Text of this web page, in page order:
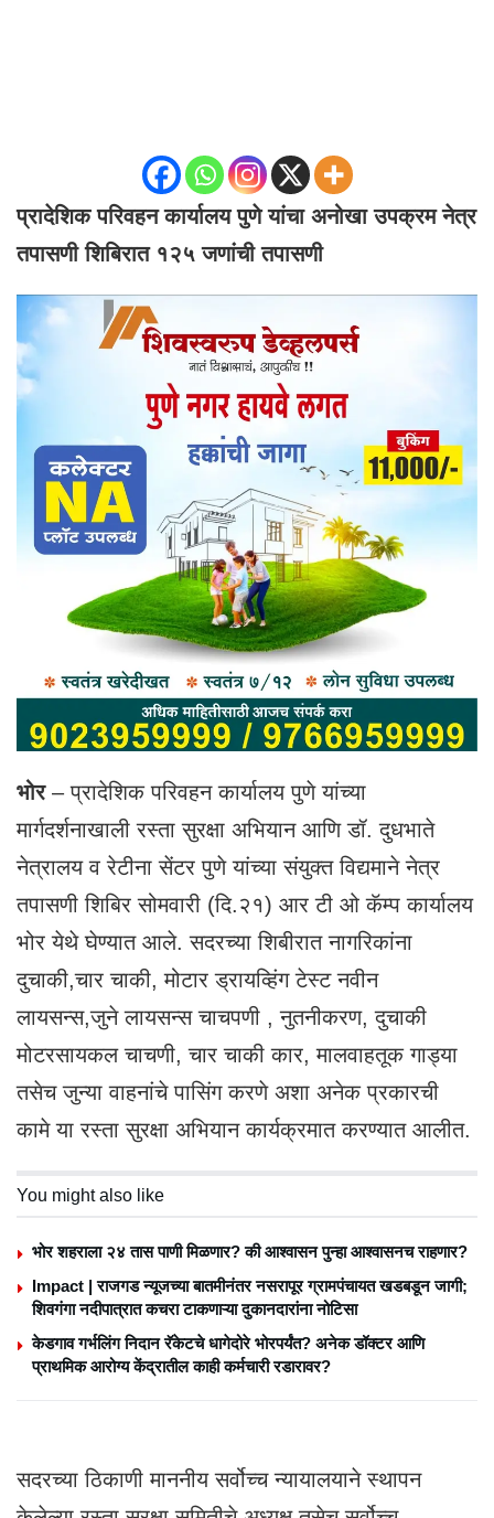
प्रादेशिक परिवहन कार्यालय पुणे यांचा अनोखा उपक्रम नेत्र
तपासणी शिबिरात १२५ जणांची तपासणी
भोर– प्रादेशिक परिवहन कार्यालय पुणे यांच्या
मार्गदर्शनाखाली‌ रस्ता सुरक्षा अभियान आणि डॉ. दुधभाते
नेत्रालय व रेटीना सेंटर पुणे यांच्या संयुक्त विद्यमाने नेत्र
तपासणी शिबिर सोमवारी (दि.२१) आर टी ओ कॅम्प कार्यालय
भोर येथे घेण्यात आले. सदरच्या शिबीरात नागरिकांना
दुचाकी,चार चाकी, मोटार ड्रायव्हिंग टेस्ट नवीन
लायसन्स,जुने लायसन्स चाचपणी , नुतनीकरण, दुचाकी
मोटरसायकल चाचणी, चार चाकी कार, मालवाहतूक गाड्या
तसेच जुन्या वाहनांचे पासिंग करणे अशा अनेक प्रकारची
कामे या रस्ता सुरक्षा अभियान कार्यक्रमात करण्यात आलीत.
You might also like
भोर शहराला २४ तास पाणी मिळणार? की आश्वासन पुन्हा आश्वासनच राहणार?
Impact | राजगड न्यूजच्या बातमीनंतर नसरापूर ग्रामपंचायत खडबडून जागी;
शिवगंगा नदीपात्रात कचरा टाकणाऱ्या दुकानदारांना नोटिसा
केडगाव गर्भलिंग निदान रॅकेटचे धागेदोरे भोरपर्यंत? अनेक डॉक्टर आणि
प्राथमिक आरोग्य केंद्रातील काही कर्मचारी रडारावर?
सदरच्या ठिकाणी माननीय सर्वोच्च न्यायालयाने स्थापन